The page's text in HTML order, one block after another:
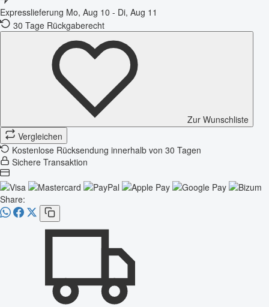
Expresslieferung Mo, Aug 10 - Di, Aug 11
30 Tage Rückgaberecht
Zur Wunschliste
Vergleichen
Kostenlose Rücksendung innerhalb von 30 Tagen
Sichere Transaktion
Share: